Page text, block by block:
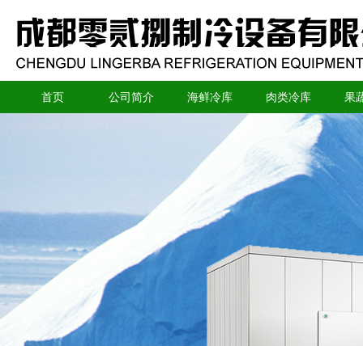
首页 公司简介 海鲜冷库 肉类冷库 果